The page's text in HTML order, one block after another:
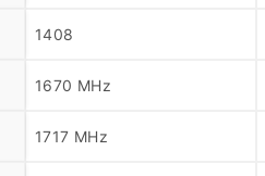
1408
1670 MHz
1717 MHz